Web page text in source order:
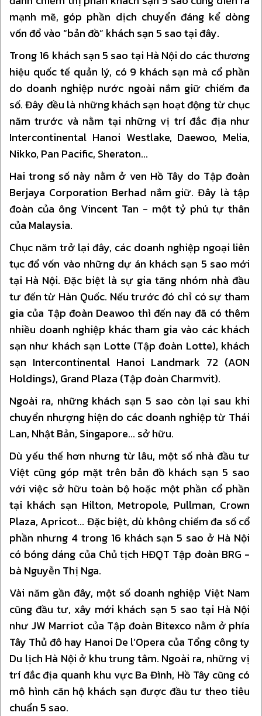
mạnh mẽ, góp phần dịch chuyển đáng kể dòng
vốn đổ vào “bản đồ” khách sạn 5 sao tại đây.
Trong 16 khách sạn 5 sao tại Hà Nội do các thương
hiệu quốc tế quản lý, có 9 khách sạn mà cổ phần
do doanh nghiệp nước ngoài nắm giữ chiếm đa
số. Đây đều là những khách sạn hoạt động từ chục
năm trước và nằm tại những vị trí đắc địa như
Intercontinental Hanoi Westlake, Daewoo, Melia,
Nikko, Pan Pacific, Sheraton...
Hai trong số này nằm ở ven Hồ Tây do Tập đoàn
Berjaya Corporation Berhad nắm giữ. Đây là tập
đoàn của ông Vincent Tan - một tỷ phú tự thân
của Malaysia.
Chục năm trở lại đây, các doanh nghiệp ngoại liên
tục đổ vốn vào những dự án khách sạn 5 sao mới
tại Hà Nội. Đặc biệt là sự gia tăng nhóm nhà đầu
tư đến từ Hàn Quốc. Nếu trước đó chỉ có sự tham
gia của Tập đoàn Deawoo thì đến nay đã có thêm
nhiều doanh nghiệp khác tham gia vào các khách
sạn như khách sạn Lotte (Tập đoàn Lotte), khách
sạn Intercontinental Hanoi Landmark 72 (AON
Holdings), Grand Plaza (Tập đoàn Charmvit).
Ngoài ra, những khách sạn 5 sao còn lại sau khi
chuyển nhượng hiện do các doanh nghiệp từ Thái
Lan, Nhật Bản, Singapore... sở hữu.
Dù yếu thế hơn nhưng từ lâu, một số nhà đầu tư
Việt cũng góp mặt trên bản đồ khách sạn 5 sao
với việc sở hữu toàn bộ hoặc một phần cổ phần
tại khách sạn Hilton, Metropole, Pullman, Crown
Plaza, Apricot... Đặc biệt, dù không chiếm đa số cổ
phần nhưng 4 trong 16 khách sạn 5 sao ở Hà Nội
có bóng dáng của Chủ tịch HĐQT Tập đoàn BRG -
bà Nguyễn Thị Nga.
Vài năm gần đây, một số doanh nghiệp Việt Nam
cũng đầu tư, xây mới khách sạn 5 sao tại Hà Nội
như JW Marriot của Tập đoàn Bitexco nằm ở phía
Tây Thủ đô hay Hanoi De l’Opera của Tổng công ty
Du lịch Hà Nội ở khu trung tâm. Ngoài ra, những vị
trí đắc địa quanh khu vực Ba Đình, Hồ Tây cũng có
mô hình căn hộ khách sạn được đầu tư theo tiêu
chuẩn 5 sao.